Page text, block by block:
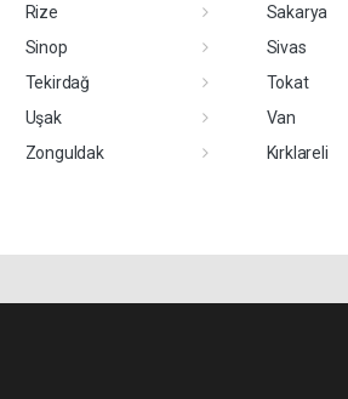
Rize
Sakarya
Sinop
Sivas
Tekirdağ
Tokat
Uşak
Van
Zonguldak
Kırklareli